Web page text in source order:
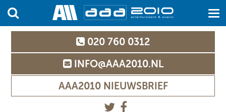
020 760 0312
INFO@AAA2010.NL
AAA2010 NIEUWSBRIEF